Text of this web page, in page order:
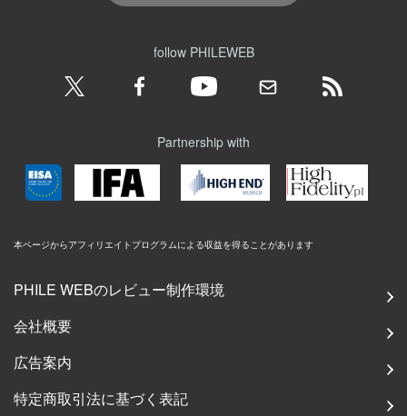
follow PHILEWEB
Partnership with
本ページからアフィリエイトプログラムによる収益を得ることがあります
PHILE WEBのレビュー制作環境
会社概要
広告案内
特定商取引法に基づく表記